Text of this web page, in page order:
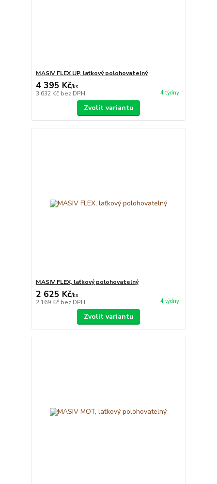
MASIV FLEX UP, laťkový polohovatelný
4 395 Kč/ks
3 632 Kč bez DPH 4 týdny
Zvolit variantu
MASIV FLEX, laťkový polohovatelný
2 625 Kč/ks
2 169 Kč bez DPH 4 týdny
Zvolit variantu